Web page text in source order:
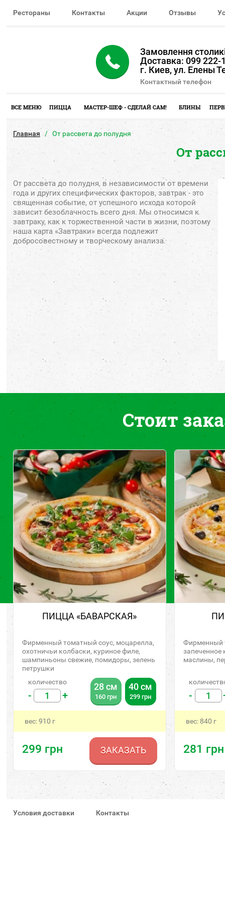
Рестораны Контакты Акции Отзывы
Замовлення
Доставка: 099 222-
г. Киев, ул. Елены
Контактный телефон
ВСЕ МЕНЮ ПИЦЦА МАСТЕР-ШЕФ - СДЕЛАЙ САМ! БЛИНЫ
Главная От рассвета до полудня
От
От рассвета до полудня, в независимости от времени
года и других специфических факторов, завтрак - это
священная событие, от успешного исхода которой
зависит безоблачность всего дня. Мы относимся к
завтраку, как к торжественной части в жизни, поэтому
наша карта «Завтраки» всегда подлежит
добросовестному и творческому анализа.
Стоит
ПИЦЦА «БАВАРСКАЯ»
Фирменный томатный соус, моцарелла,
охотничьи колбаски, куриное филе,
шампиньоны свежие, помидоры, зелень
петрушки
количество
- +
28 см
160 грн
40 см
299 грн
вес:910 г
299 грн ЗАКАЗАТЬ
Фирменный
запеченное
маслины,
-
вес: 840 г
281 грн
Условия доставки Контакты